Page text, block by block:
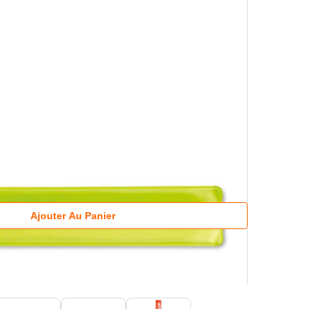
Ajouter Au Panier